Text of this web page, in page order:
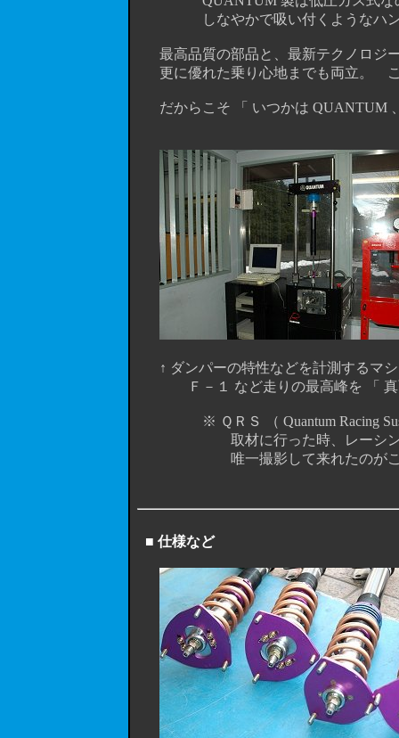
しなやかで吸い付くようなハンド
最高品質の部品と、最新テクノロジー
更に優れた乗り心地までも両立。 こ
だからこそ 「 いつかは QUANTUM
↑ ダンパーの特性などを計測するマシ
Ｆ－１ など走りの最高峰を 「 真
※ ＱＲＳ （ Quantum Racing
取材に行った時、レーシングファ
唯一撮影して来れたのがこれ
■ 仕様など